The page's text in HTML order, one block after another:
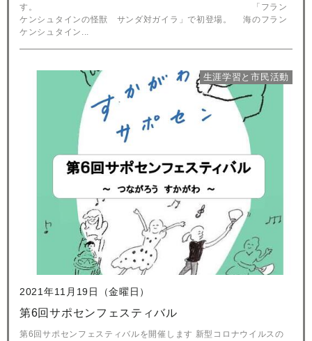
す。 「フラン
ケンシュタインの怪獣 サンダ対ガイラ」で初登場。 海のフラン
ケンシュタイン...
2021年11月19日（金曜日）
生涯学習と市民活動
第6回サポセンフェスティバル
第6回サポセンフェスティバルを開催します 新型コロナウイルスの